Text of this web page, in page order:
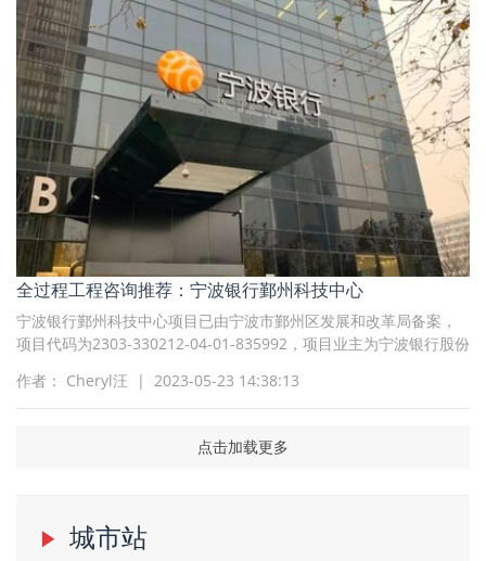
全过程工程咨询推荐：宁波银行鄞州科技中心
宁波银行鄞州科技中心项目已由宁波市鄞州区发展和改革局备案，
项目代码为2303-330212-04-01-835992，项目业主为宁波银行股份
程管理咨询有限公司，建设资金来自自筹解决，项目出资比
作者： Cheryl汪 | 2023-05-23 14:38:13
点击加载更多
城市站